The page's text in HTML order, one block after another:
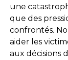
une
que des
confrontés.
aider les
aux décisions